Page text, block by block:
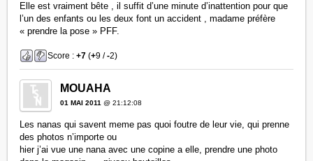
Elle est vraiment bête , il suffit d’une minute d’inattention pour que
l’un des enfants ou les deux font un accident , madame préfère
« prendre la pose » PFF.
Score :+7 (+9 /-2)
MOUAHA
01 MAI 2011 @ 21:12:08
Les nanas qui savent meme pas quoi foutre de leur vie, qui prenne
des photos n’importe ou
hier j’ai vue une nana avec une copine a elle, prendre une photo